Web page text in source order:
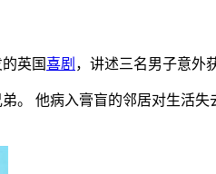
英国喜剧 ，讲述三名男子意外
。 他病入膏盲的邻居对生活